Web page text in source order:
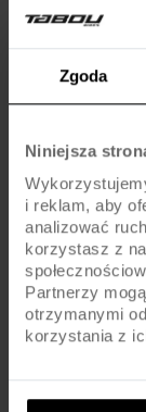
Zgoda
Niniejsza
i reklam, aby
analizować
korzystasz z
Partnerzy
otrzymanymi
korzystania z
Dętki
160MM
Dźwignie hamulca
Błotniki
Pedały
Kierownica